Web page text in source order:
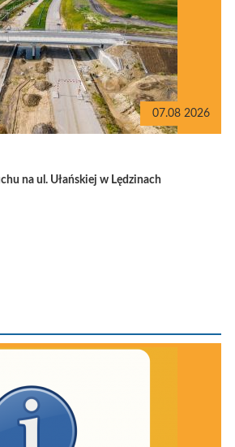
07.08 2026
na ul. Ułańskiej w Lędzinach